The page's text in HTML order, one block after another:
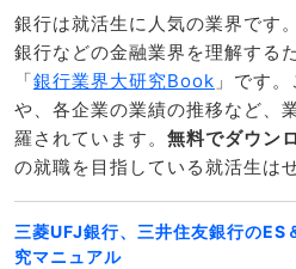
銀行は就活生に人気の業界です
銀行などの金融業界を理解する
「銀行業界大研究Book 」です
や、各企業の業績の推移など、
羅されています。 無料でダウン
の就職を目指している就活生は
三菱UFJ銀行、三井住友銀行のES
究マニュアル